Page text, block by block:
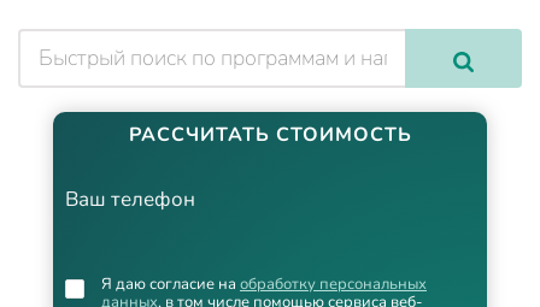
РАССЧИТАТЬ СТОИМОСТЬ
Ваш телефон
Я даю согласие на обработку персональных
данных, в том числе помощью сервиса веб-